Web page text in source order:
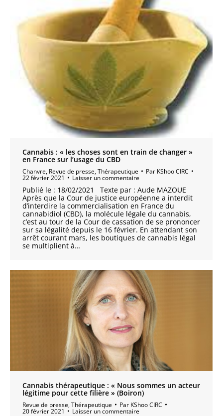
Cannabis : « les choses sont en train de changer »
en France sur l’usage du CBD
Chanvre, Revue de presse,Thérapeutique Par KShoo CIRC
22 février 2021 Laisser un commentaire
Publié le : 18/02/2021 Texte par : Aude MAZOUE
Après que la Cour de justice européenne a interdit
d’interdire la commercialisation en France du
cannabidiol (CBD), la molécule légale du cannabis,
c’est au tour de la Cour de cassation de se prononcer
sur sa légalité depuis le 16 février. En attendant son
arrêt courant mars, les boutiques de cannabis légal
se multiplient à…
Cannabis thérapeutique : « Nous sommes un acteur
légitime pour cette filière » (Boiron)
Revue de presse,Thérapeutique Par KShoo CIRC
20 février 2021 Laisser un commentaire